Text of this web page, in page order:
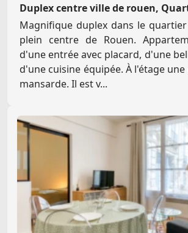
Duplex centre ville de rouen,
Magnifique duplex dans le
plein centre de Rouen.
d'une entrée avec placard, d'une
d'une cuisine équipée. À l'étage
mansarde. Il est v...